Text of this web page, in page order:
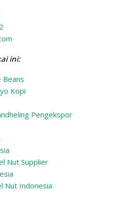
ini:
Beans
Kopi
Pengekspor
Nut Supplier
Nut Indonesia